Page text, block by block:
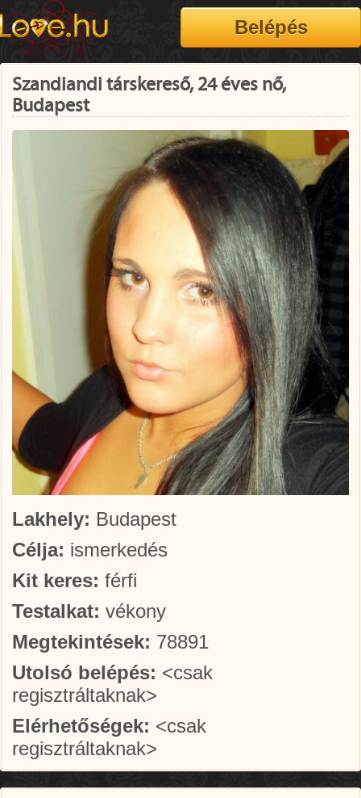
Szandiandi társkereső, 24 éves nő,
Budapest
Lakhely: Budapest
Célja: ismerkedés
Kit keres: férfi
Testalkat: vékony
Megtekintések: 78891
Utolsó belépés: <csak
regisztráltaknak>
Elérhetőségek: <csak
regisztráltaknak>